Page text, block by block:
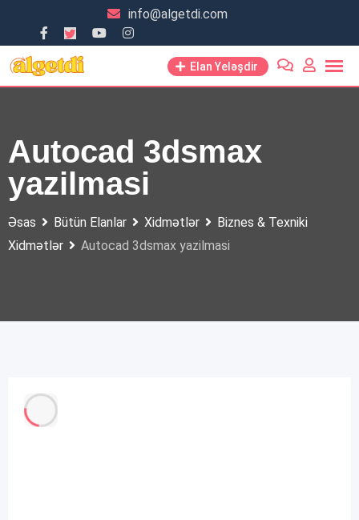
content
info@algetdi.com
Elan Yeləşdir
Autocad 3dsmax
yazilmasi
Əsas Bütün Elanlar Xidmətlər
Biznes & Texniki
Xidmətlər
Autocad 3dsmax yazilmasi